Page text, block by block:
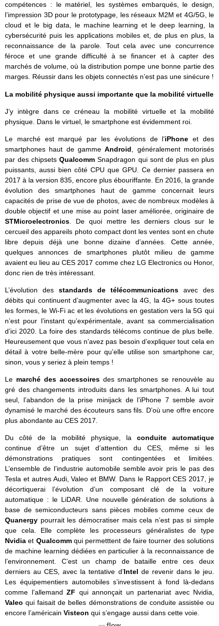
compétences : le matériel, les systèmes embarqués, le design,
l’impression 3D pour le prototypage, les réseaux M2M et 4G/5G, le
cloud et le big data, le machine learning et le deep learning, la
cybersécurité puis les applications mobiles et, de plus en plus, la
reconnaissance de la parole. Tout cela avec une concurrence
féroce et une grande difficulté à se financer et à capter des
marchés de volume, où la distribution pompe une bonne partie des
marges. Réussir dans les objets connectés n’est pas une sinécure !
La mobilité physique aussi importante que la mobilité virtuelle
J’y intègre dans ce créneau la mobilité virtuelle et la mobilité
physique. Dans le virtuel, le smartphone est évidemment roi.
Le marché est marqué par les évolutions de l’iPhone et des
smartphones haut de gammeAndroid , généralement motorisés
par des chipsetsQualcomm Snapdragon qui sont de plus en plus
puissants, aussi bien côté CPU que GPU. Ce dernier passera en
2017 à la version 835, encore plus ébouriffante. En 2016, la grande
évolution des smartphones haut de gamme concernait leurs
capacités de prise de vue de photos, avec de nombreux modèles à
double objectif et une mise au point laser améliorée, originaire de
STMicroelectronics . De quoi mettre les derniers clous sur le
cercueil des appareils photo compact dont les ventes sont en chute
libre depuis déjà une bonne dizaine d’années. Cette année,
quelques annonces de smartphones plutôt milieu de gamme
avaient eu lieu au CES 2017 comme chez LG Electronics ou Honor,
donc rien de très intéressant.
L’évolution des standards de télécommunications avec des
débits qui continuent d’augmenter avec la 4G, la 4G+ sous toutes
les formes, le Wi-Fi ac et les évolutions en gestation vers la 5G qui
n’est pour l’instant qu’expérimentale, avant sa commercialisation
d’ici 2020. La foire des standards télécoms continue de plus belle.
Heureusement que vous n’avez pas besoin d’expliquer tout cela en
détail à votre belle-mère pour qu’elle utilise son smartphone car,
sinon, vous y seriez à plein temps !
Le marché des accessoiresdes smartphones se renouvèle au
gré des changements introduits dans les smartphones. A lui tout
seul, l’abandon de la prise minijack de l’iPhone 7 semble avoir
dynamisé le marché des écouteurs sans fils. D’où une offre encore
plus abondante au CES 2017.
Du côté de la mobilité physique, la conduite automatique
continue d’être un sujet d’attention du CES, même si les
démonstrations pratiques sont contingentées et limitées.
L’ensemble de l’industrie automobile semble avoir pris le pas des
Tesla et autres Audi, Valeo et BMW. Dans le Rapport CES 2017, je
décortiquerai l’évolution d’un composant clé de la voiture
automatique : le LiDAR. Une nouvelle génération de solutions à
base de semiconducteurs sans pièces mobiles comme ceux de
Quanergy pourrait les démocratiser mais cela n’est pas si simple
que cela. Elle complète les processeurs généralistes de type
Nvidia et Qualcommqui permetttent de faire tourner des solutions
de machine learning dédiées en particulier à la reconnaissance de
l’environnement. C’est un champ de bataille entre ces deux
derniers au CES, avec la tentative d’Intel de revenir dans le jeu.
Les équipementiers automobiles s’investissent à fond là-dedans
comme l’allemand ZF qui annonçait un partenariat avec Nvidia,
Valeo qui faisait de belles démonstrations de conduite assistée ou
encore l’américain Visteon qui s’engage aussi dans cette voie.